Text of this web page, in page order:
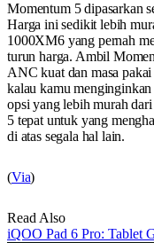
Momentum 5 dipasarkan
Harga ini sedikit lebih
1000XM6 yang pernah
turun harga. Ambil
ANC kuat dan masa
kalau kamu menginginkan
opsi yang lebih murah
5 tepat untuk yang
di atas segala hal lain.
(Via)
Read Also
iQOO Pad 6 Pro: Tablet